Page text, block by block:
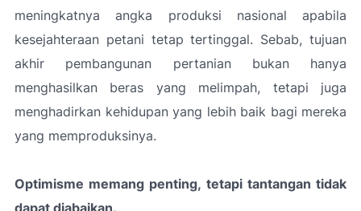
meningkatnya angka produksi nasional apabila
kesejahteraan petani tetap tertinggal. Sebab, tujuan
akhir pembangunan pertanian bukan hanya
menghasilkan beras yang melimpah, tetapi juga
menghadirkan kehidupan yang lebih baik bagi mereka
yang memproduksinya.
Optimisme memang penting, tetapi tantangan tidak
dapat diabaikan.